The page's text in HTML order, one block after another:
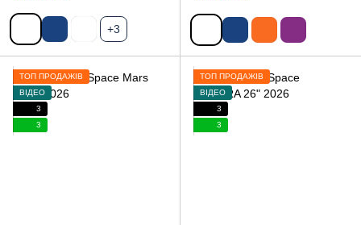
+3
ТОП ПРОДАЖІВ
ВІДЕО
3
3
ТОП ПРОДАЖІВ
ВІДЕО
3
3